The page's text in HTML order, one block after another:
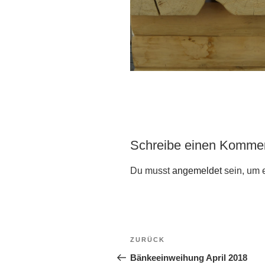
Schreibe einen
Du musstangemeldetsein, um
Beitragsnavigation
Vorheriger
Beitrag
ZURÜCK
Bänkeeinweihung April 2018